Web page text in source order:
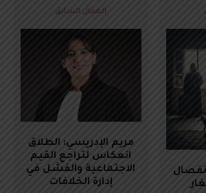
المقال السابق
مريم الإدريسي: الطلاق
انعكاس لتراجع القيم
الاجتماعية والفشل في
إدارة الخلافات